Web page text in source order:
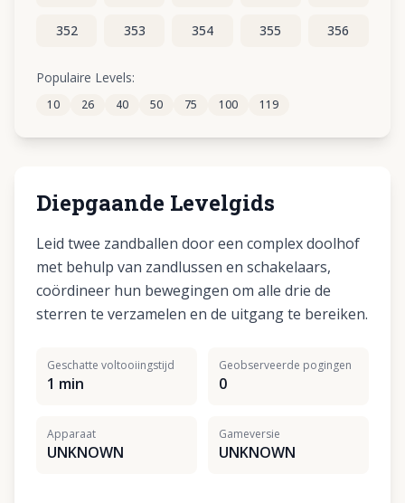
352 353 354 355 356
357 358
362 363 364 365
Populaire Levels:
10 26 40 50 75 100 119
Diepgaande Levelgids
Leid twee zandballen door een complex doolhof
met behulp van zandlussen en schakelaars,
coördineer hun bewegingen om alle drie de
sterren te verzamelen en de uitgang te bereiken.
Geschatte voltooiingstijd
1 min
Geobserveerde pogingen
0
Apparaat
UNKNOWN
Gameversie
UNKNOWN